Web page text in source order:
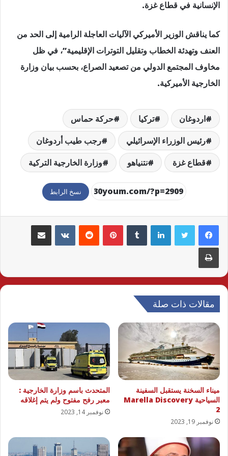
الإنسانية في قطاع غزة.
كما يناقش الوزير الأميركي الآليات العاجلة الرامية إلى الحد من
العنف وتهدئة الخطاب وتقليل التوترات الإقليمية”، في ظل
مخاوف المجتمع الدولي من تصعيد الصراع، بحسب بيان وزارة
الخارجية الأميركية.
اردوغان تركيا
حركة حماس
رئيس الوزراء الإسرائيلي
رجب طيب أردوغان
قطاع غزة
نتنياهو وزارة الخارجية التركية
نسخ الرابط
لينكدإن بينتيريست مشاركة عبر البريد
طباعة
مقالات ذات صلة
ميناء السخنة يستقبل السفينة
السياحية Marella Discovery
2
نوفمبر 19, 2023
المتحدث باسم وزارة الخارجية :
معبر رفح مفتوح ولم يتم إغلاقه
نوفمبر 14, 2023